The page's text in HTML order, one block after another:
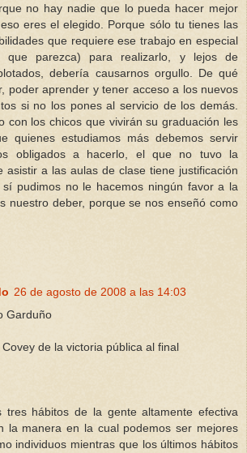
no hay nadie que lo pueda hacer mejor
eres el elegido. Porque sólo tu tienes las
que requiere ese trabajo en especial
que parezca) para realizarlo, y lejos de
debería causarnos orgullo. De qué
poder aprender y tener acceso a los nuevos
si no los pones al servicio de los demás.
con los chicos que vivirán su graduación les
quienes estudiamos más debemos servir
obligados a hacerlo, el que no tuvo la
asistir a las aulas de clase tiene justificación
pudimos no le hacemos ningún favor a la
nuestro deber, porque se nos enseñó como
26 de agosto de 2008 a las 14:03
Garduño
de la victoria pública al final
tres hábitos de la gente altamente efectiva
la manera en la cual podemos ser mejores
individuos mientras que los últimos hábitos